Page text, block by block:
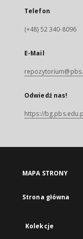
Telefon
(+48) 52 340-8096
E-Mail
Odwiedź nas!
https://
MAPA STRONY
Strona główna
Kolekcje